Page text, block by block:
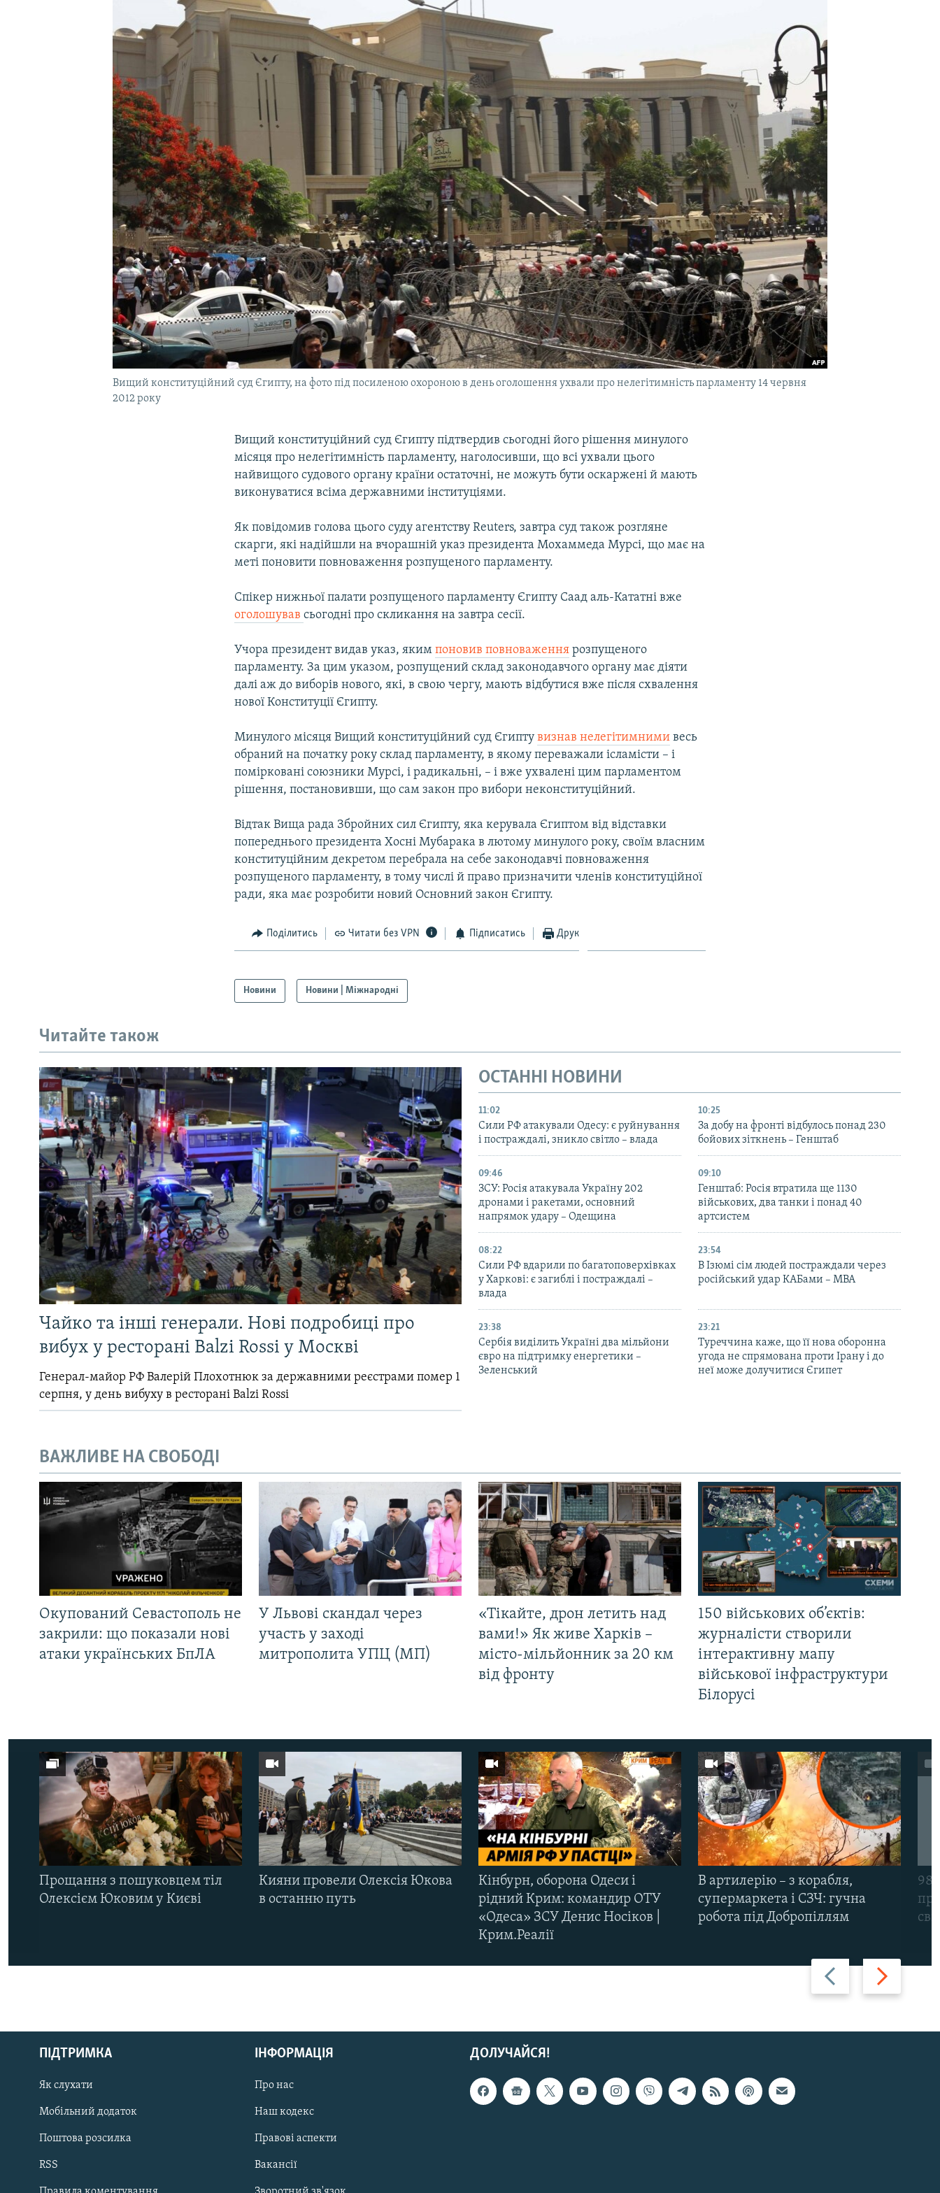
РУС
ДОЛУЧАЙСЯ!
Вищий конституційний суд Єгипту, на фото під посиленою охороною в день оголошення ухвали про нелегітимність парламенту 14 червня
2012 року
Вищий конституційний суд Єгипту підтвердив сьогодні його рішення минулого
місяця про нелегітимність парламенту, наголосивши, що всі ухвали цього
найвищого судового органу країни остаточні, не можуть бути оскаржені й мають
виконуватися всіма державними інституціями.
Як повідомив голова цього суду агентству Reuters, завтра суд також розгляне
скарги, які надійшли на вчорашній указ президента Мохаммеда Мурсі, що має на
меті поновити повноваження розпущеного парламенту.
Спікер нижньої палати розпущеного парламенту Єгипту Саад аль-Кататні вже
оголошувавсьогодні про скликання на завтра сесії.
Учора президент видав указ, якимпоновив повноваження розпущеного
парламенту. За цим указом, розпущений склад законодавчого органу має діяти
далі аж до виборів нового, які, в свою чергу, мають відбутися вже після схвалення
нової Конституції Єгипту.
Минулого місяця Вищий конституційний суд Єгиптувизнав нелегітимними весь
обраний на початку року склад парламенту, в якому переважали ісламісти – і
помірковані союзники Мурсі, і радикальні, – і вже ухвалені цим парламентом
рішення, постановивши, що сам закон про вибори неконституційний.
Відтак Вища рада Збройних сил Єгипту, яка керувала Єгиптом від відставки
попереднього президента Хосні Мубарака в лютому минулого року, своїм власним
конституційним декретом перебрала на себе законодавчі повноваження
розпущеного парламенту, в тому числі й право призначити членів конституційної
ради, яка має розробити новий Основний закон Єгипту.
Поділитись Читати без VPN Підписатись Друк
Новини Новини | Міжнародні
Читайте також
Чайко та інші генерали. Нові подробиці про
вибух у ресторані Balzi Rossi у Москві
Генерал-майор РФ Валерій Плохотнюк за державними реєстрами помер 1
серпня, у день вибуху в ресторані Balzi Rossi
ОСТАННІ НОВИНИ
11:02
Сили РФ атакували Одесу: є руйнування
і постраждалі, зникло світло – влада
10:25
За добу на фронті відбулось понад 230
бойових зіткнень – Генштаб
09:46
ЗСУ: Росія атакувала Україну 202
дронами і ракетами, основний
напрямок удару – Одещина
09:10
Генштаб: Росія втратила ще 1130
військових, два танки і понад 40
артсистем
08:22
Сили РФ вдарили по багатоповерхівках
у Харкові: є загиблі і постраждалі –
влада
23:54
В Ізюмі сім людей постраждали через
російський удар КАБами – МВА
23:38
Сербія виділить Україні два мільйони
євро на підтримку енергетики –
Зеленський
23:21
Туреччина каже, що її нова оборонна
угода не спрямована проти Ірану і до
неї може долучитися Єгипет
ВАЖЛИВЕ НА СВОБОДІ
Окупований Севастополь не
закрили: що показали нові
атаки українських БпЛА
У Львові скандал через
участь у заході
митрополита УПЦ (МП)
«Тікайте, дрон летить над
вами!» Як живе Харків –
місто-мільйонник за 20 км
від фронту
150 військових об’єктів:
журналісти створили
інтерактивну мапу
військової інфраструктури
Білорусі
Назад Вперед
Прощання з пошуковцем тіл
Олексієм Юковим у Києві
Кияни провели Олексія Юкова
в останню путь
Кінбурн, оборона Одеси і
рідний Крим: командир ОТУ
«Одеса» ЗСУ Денис Носіков |
Крим.Реалії
В артилерію – з корабля,
супермаркета і СЗЧ: гучна
робота під Добропіллям
98-
ДОЛУЧАЙСЯ!
ПІДТРИМКА
Як слухати
Мобільний додаток
Поштова розсилка
RSS
ІНФОРМАЦІЯ
Про нас
Наш кодекс
Правові аспекти
Вакансії